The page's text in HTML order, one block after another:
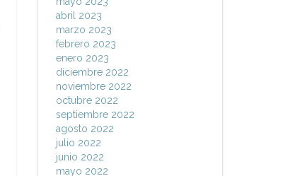
abril 2023
marzo 2023
febrero 2023
enero 2023
diciembre 2022
noviembre 2022
octubre 2022
septiembre 2022
agosto 2022
julio 2022
junio 2022
mayo 2022